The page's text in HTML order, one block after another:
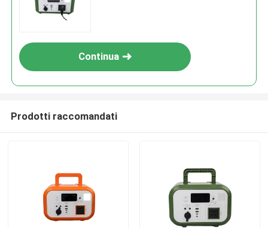
Continua
Prodotti raccomandati